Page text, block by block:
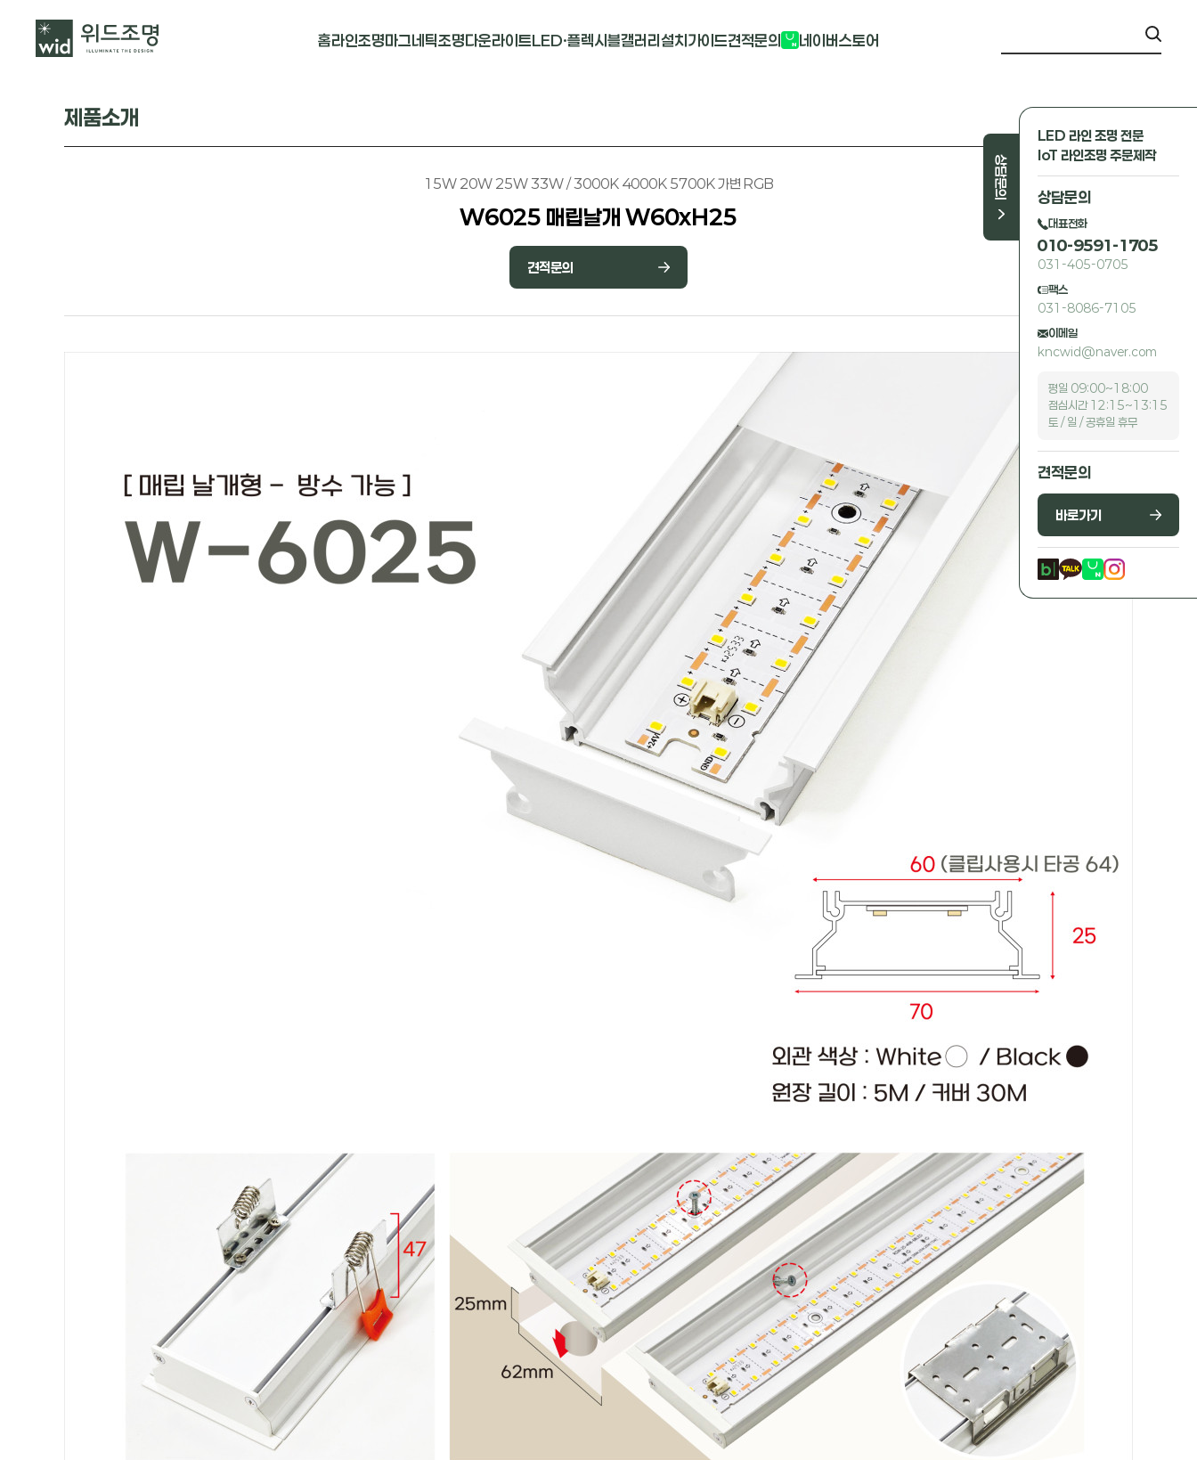
홈라인조명
펜던트
마그네틱조명
M2824R
다운라이트
사각 COB
LED·플렉시블
바리솔PCB
갤러리설치가이드견적문의 네이버스토어
상담문의
LED 라인 조명 전문
IoT 라인조명 주문제작
상담문의
대표전화
010-9591-1705
031-405-0705
팩스
031-8086-7105
이메일
kncwid@naver.com
평일 09:00~18:00
점심시간 12:15~13:15
토 / 일 / 공휴일 휴무
견적문의
바로가기
제품소개
15W 20W 25W 33W / 3000K 4000K 5700K 가변 RGB
W6025 매립날개 W60xH25
견적문의